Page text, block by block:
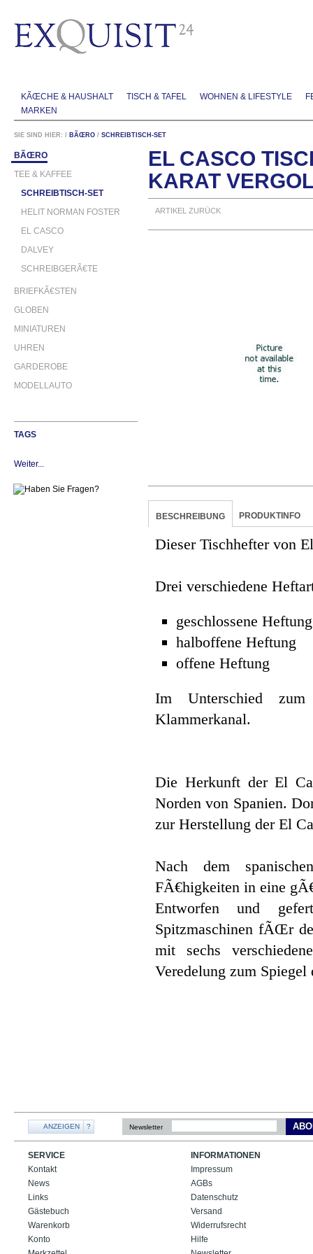
KÃŒCHE & HAUSHALT TISCH & TAFEL WOHNEN & LIFESTYLE
MARKEN
SIE SIND HIER: / BÃŒRO / SCHREIBTISCH-SET
BÃŒRO
TEE & KAFFEE
SCHREIBTISCH-SET
HELIT NORMAN FOSTER
EL CASCO
DALVEY
SCHREIBGERÃ€TE
BRIEFKÃ€STEN
GLOBEN
MINIATUREN
UHREN
GARDEROBE
MODELLAUTO
TAGS
Weiter...
EL CASCO
KARAT
ARTIKEL ZURÜCK
BESCHREIBUNG PRODUKTINFO
Dieser Tischhefter von
Drei verschiedene
geschlossene Heftung
halboffene Heftung
offene Heftung
Im Unterschied zum
Klammerkanal.
Die Herkunft der El
Norden von Spanien.
zur Herstellung der El
Nach dem
FÃ€higkeiten in eine
Entworfen und
Spitzmaschinen fÃŒr
mit sechs
Veredelung zum Spiegel
ANZEIGEN ? Newsletter
SERVICE
Kontakt
News
Links
Gästebuch
Warenkorb
Konto
INFORMATIONEN
Impressum
AGBs
Datenschutz
Versand
Widerrufsrecht
Hilfe